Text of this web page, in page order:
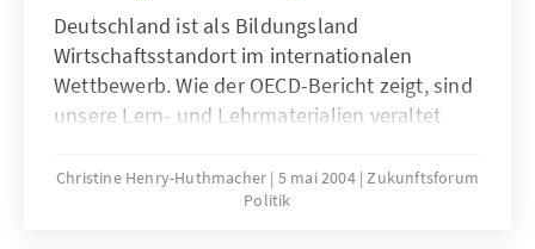
Deutschland ist als Bildungsland
Wirtschaftsstandort im internationalen
Wettbewerb. Wie der OECD-Bericht zeigt, sind
unsere Lern- und Lehrmaterialien veraltet
unzureichend. Wir brauchen einen neuen
Ansatz der Betreuungskultur, der die
Christine Henry-Huthmacher 5 mai 2004 Zukunftsforum
Politik